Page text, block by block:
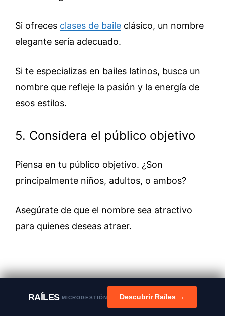
Si ofreces clases de baile clásico, un nombre
elegante sería adecuado.
Si te especializas en bailes latinos, busca un
nombre que refleje la pasión y la energía de
esos estilos.
5. Considera el público objetivo
Piensa en tu público objetivo. ¿Son
principalmente niños, adultos, o ambos?
Asegúrate de que el nombre sea atractivo
para quienes deseas atraer.
RAÍLESMICROGESTIÓN Descubrir Raíles →